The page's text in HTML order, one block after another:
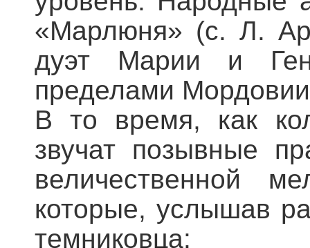
«Марлюня» (с. Л.
дуэт Марии и
пределами
В то время, как
звучат позывные
величественной
которые, услышав
темниковца: